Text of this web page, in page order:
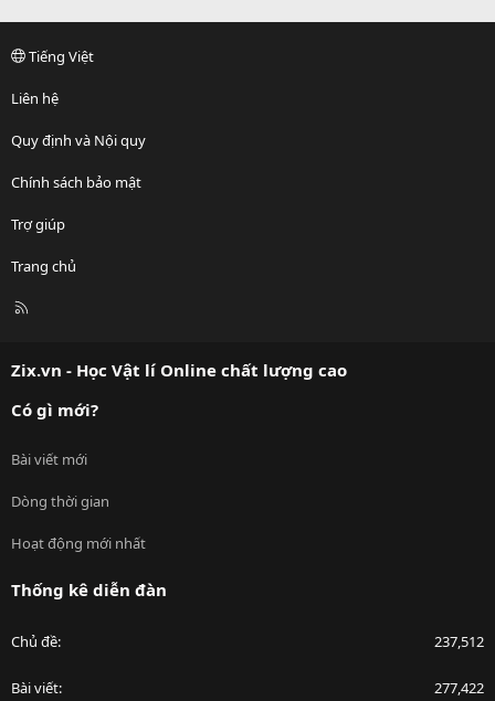
Tiếng Việt
Liên hệ
Quy định và Nội quy
Chính sách bảo mật
Trợ giúp
Trang chủ
R
Zix.vn - Học Vật lí Online chất lượng cao
Có gì mới?
Bài viết mới
Dòng thời gian
Hoạt động mới nhất
Thống kê diễn đàn
Chủ đề 237,512
Bài viết 277,422